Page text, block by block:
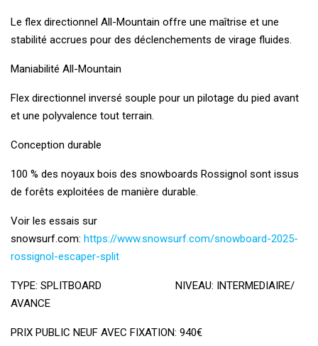
Le flex directionnel All-Mountain offre une maîtrise et une
stabilité accrues pour des déclenchements de virage fluides.
Maniabilité All-Mountain
Flex directionnel inversé souple pour un pilotage du pied avant
et une polyvalence tout terrain.
Conception durable
100 % des noyaux bois des snowboards Rossignol sont issus
de forêts exploitées de manière durable.
Voir les essais sur
snowsurf.com: https://www.snowsurf.com/snowboard-2025-
rossignol-escaper-split
TYPE: SPLITBOARD NIVEAU: INTERMEDIAIRE/
AVANCE
PRIX PUBLIC NEUF AVEC FIXATION: 940€